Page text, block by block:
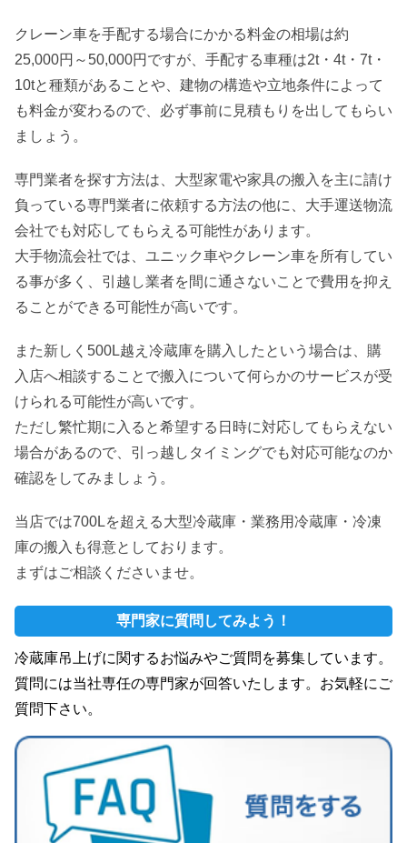
クレーン車を手配する場合にかかる料金の相場は約
25,000円～50,000円ですが、手配する車種は2t・4t・7t・
10tと種類があることや、建物の構造や立地条件によって
も料金が変わるので、必ず事前に見積もりを出してもらい
ましょう。
専門業者を探す方法は、大型家電や家具の搬入を主に請け
負っている専門業者に依頼する方法の他に、大手運送物流
会社でも対応してもらえる可能性があります。
大手物流会社では、ユニック車やクレーン車を所有してい
る事が多く、引越し業者を間に通さないことで費用を抑え
ることができる可能性が高いです。
また新しく500L越え冷蔵庫を購入したという場合は、購
入店へ相談することで搬入について何らかのサービスが受
けられる可能性が高いです。
ただし繁忙期に入ると希望する日時に対応してもらえない
場合があるので、引っ越しタイミングでも対応可能なのか
確認をしてみましょう。
当店では700Lを超える大型冷蔵庫・業務用冷蔵庫・冷凍
庫の搬入も得意としております。
まずはご相談くださいませ。
専門家に質問してみよう！
冷蔵庫吊上げに関するお悩みやご質問を募集しています。
質問には当社専任の専門家が回答いたします。お気軽にご
質問下さい。